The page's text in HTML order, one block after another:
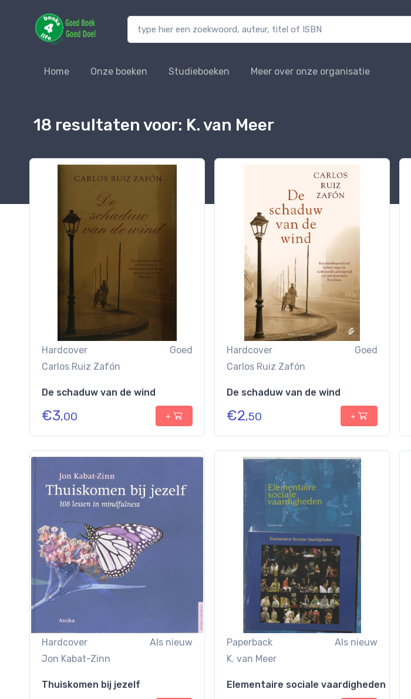
Home Onze boeken Studieboeken Meer over onze organisatie
18 resultaten voor: K. van Meer
Hardcover
Goed
Carlos Ruiz Zafón
De schaduw van de wind
€3,00 +
Hardcover
Goed
Carlos Ruiz Zafón
De schaduw van de wind
€2,50 +
Hardcover
Als nieuw
Jon Kabat-Zinn
Thuiskomen bij jezelf
Paperback
Als nieuw
K. van Meer
Elementaire sociale vaardigheden